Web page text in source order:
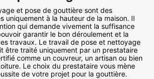
et pose de gouttière sont des
uniquement à la hauteur de la maison. Il
qui demande vivement la suffisance
garantir le bon déroulement et la
travaux. Le travail de pose et nettoyage
être traité uniquement par un prestataire
comme un couvreur, un artisan ou bien
Le choix du prestataire vous mène
de votre projet pour la gouttière.